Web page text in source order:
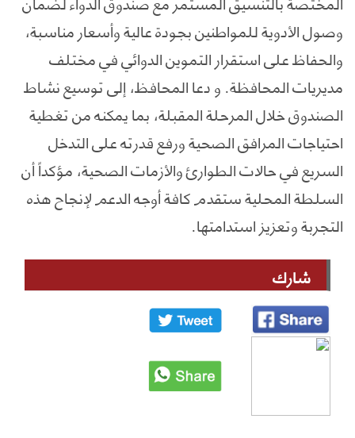
وصول الأدوية للمواطنين بجودة عالية وأسعار مناسبة،
والحفاظ على استقرار التموين الدوائي في مختلف
مديريات المحافظة. و دعا المحافظ، إلى توسيع نشاط
الصندوق خلال المرحلة المقبلة، بما يمكنه من تغطية
احتياجات المرافق الصحية ورفع قدرته على التدخل
السريع في حالات الطوارئ والأزمات الصحية، مؤكداً أن
السلطة المحلية ستقدم كافة أوجه الدعم لإنجاح هذه
التجربة وتعزيز استدامتها.
شارك